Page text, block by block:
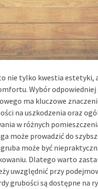
nie tylko kwestia estetyki,
Wybór odpowiedniej
ma kluczowe
na uszkodzenia oraz
w różnych
może prowadzić do
może być
Dlatego warto
uwzględnić przy
grubości są dostępne na